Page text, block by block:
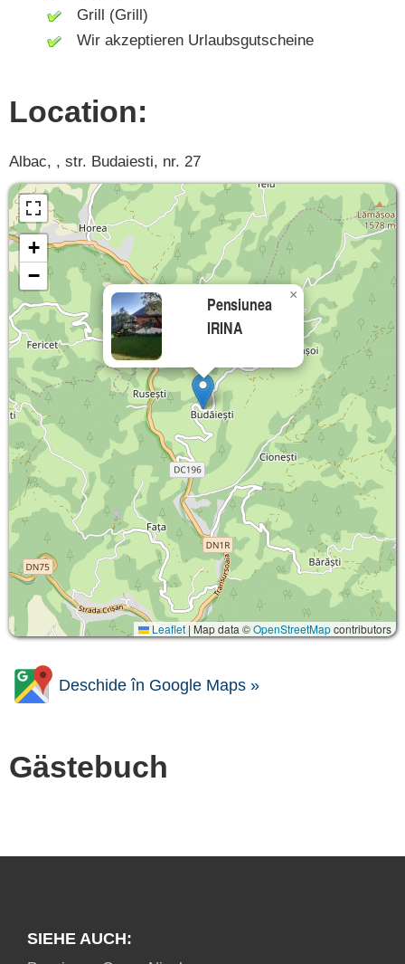
Grill (Grill)
Wir akzeptieren Urlaubsgutscheine
Location:
Albac, , str. Budaiesti, nr. 27
Pensiunea
IRINA
×
+
−
Leaflet|Map data ©OpenStreetMapcontributors
Deschide în Google Maps »
Gästebuch
SIEHE AUCH: